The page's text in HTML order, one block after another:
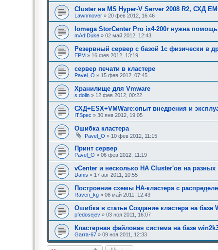
о
р
е
:
Cluster на MS Hyper-V Server 2008 R2, СХД
Lawnmover » 20 фев 2012, 16:46
Iomega StorCenter Pro ix4-200r нужна
mAd!Duke » 02 май 2012, 12:43
Резервный сервер с базой 1с физически в
EPM » 16 фев 2012, 13:19
сервер печати в кластере
Pavel_O » 15 фев 2012, 07:45
Хранилище для Vmware
s.dolin » 12 фев 2012, 00:22
СХД+ESX+VMWare:опыт внедрения и
ITSpec » 30 янв 2012, 19:05
Ошибка кластера
Pavel_O » 10 фев 2012, 11:15
Принт сервер
Pavel_O » 06 фев 2012, 11:19
vCenter и несколько HA Cluster'ов на
Danis » 17 авг 2011, 10:55
Построение схемы HA-кластера с
Raven_kg » 06 май 2011, 12:43
Ошибка в статье Создание кластера на базе
pfedosejev » 03 ноя 2011, 16:07
Кластерная файловая система на базе
Garra-67 » 09 ноя 2011, 12:33